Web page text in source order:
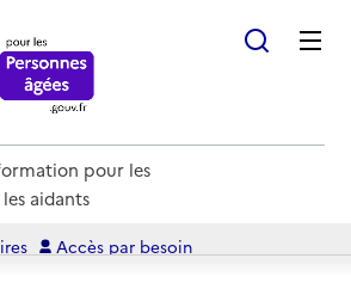
pour les
aidants
Accès par besoin